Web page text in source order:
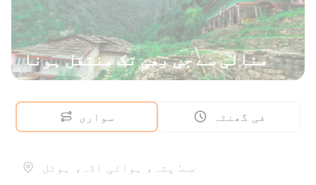
منالی سے جی بھی تک منتقل ہونا
سواری فی گھنٹہ
سے: پتہ، ہوائی اڈہ، ہوٹل